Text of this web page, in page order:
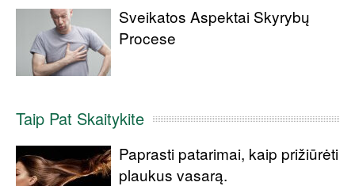
Sveikatos Aspektai Skyrybų
Procese
Taip Pat Skaitykite
Paprasti patarimai, kaip prižiūrėti
plaukus vasarą.